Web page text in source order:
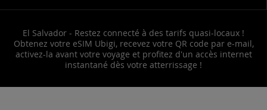
El Salvador - Restez connecté à des tarifs quasi-locaux !
Obtenez votre eSIM Ubigi, recevez votre QR code par e-mail,
activez-la avant votre voyage et profitez d'un accès internet
instantané dès votre atterrissage !